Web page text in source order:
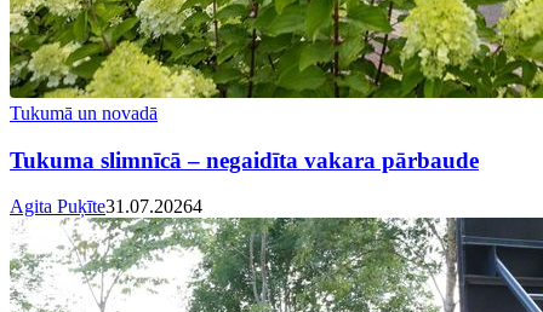
Tukumā un novadā
Tukuma slimnīcā – negaidīta vakara pārbaude
Agita Puķīte31.07.20264